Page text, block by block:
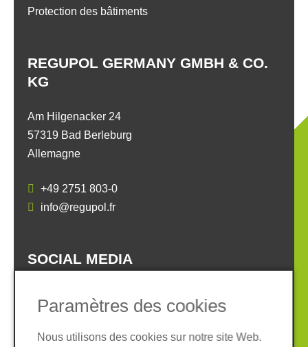
REGUPOL GERMANY GMBH & CO.
KG
Am Hilgenacker 24
57319 Bad Berleburg
Allemagne
+49 2751 803-0
info@regupol.fr
Protection des bâtiments
SOCIAL MEDIA
Paramètres des cookies
Nous utilisons des cookies sur notre site Web.